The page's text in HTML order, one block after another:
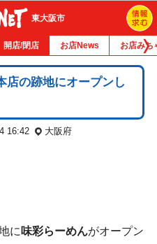
東大阪市
開店/閉店 お店News お店みち
店の跡地にオープンし
16:42 大阪府
に 味彩らーめんがオープン